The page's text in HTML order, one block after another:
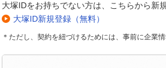
大塚IDをお持ちでない方は、こちらから新
大塚ID新規登録（無料）
＊ただし、契約を紐づけるためには、事前に企業